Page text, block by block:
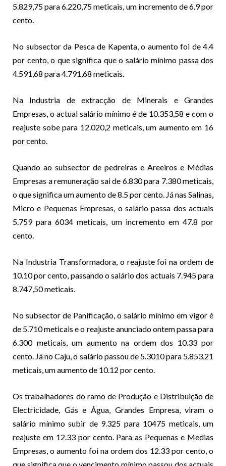
5.829,75 para 6.220,75 meticais, um incremento de 6.9 por
cento.
No subsector da Pesca de Kapenta, o aumento foi de 4.4
por cento, o que significa que o salário mínimo passa dos
4.591,68 para 4.791,68 meticais.
Na Industria de extracção de Minerais e Grandes
Empresas, o actual salário mínimo é de 10.353,58 e com o
reajuste sobe para 12.020,2 meticais, um aumento em 16
por cento.
Quando ao subsector de pedreiras e Areeiros e Médias
Empresas a remuneração sai de 6.830 para 7.380 meticais,
o que significa um aumento de 8.5 por cento. Já nas Salinas,
Micro e Pequenas Empresas, o salário passa dos actuais
5.759 para 6034 meticais, um incremento em 47.8 por
cento.
Na Industria Transformadora, o reajuste foi na ordem de
10.10 por cento, passando o salário dos actuais 7.945 para
8.747,50 meticais.
No subsector de Panificação, o salário mínimo em vigor é
de 5.710 meticais e o reajuste anunciado ontem passa para
6.300 meticais, um aumento na ordem dos 10.33 por
cento. Já no Caju, o salário passou de 5.3010 para 5.853,21
meticais, um aumento de 10.12 por cento.
Os trabalhadores do ramo de Produção e Distribuição de
Electricidade, Gás e Água, Grandes Empresa, viram o
salário mínimo subir de 9.325 para 10475 meticais, um
reajuste em 12.33 por cento. Para as Pequenas e Medias
Empresas, o aumento foi na ordem dos 12.33 por cento, o